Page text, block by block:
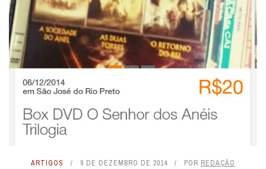
ARTIGOS 9 DE DEZEMBRO DE 2014 POR REDAÇÃO